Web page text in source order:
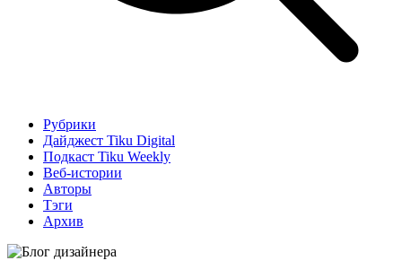
Рубрики
Дайджест Tiku Digital
Подкаст Tiku Weekly
Веб-истории
Авторы
Тэги
Архив